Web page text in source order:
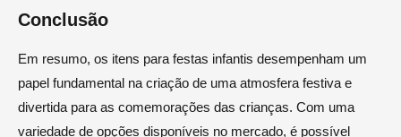
Conclusão
Em resumo, os itens para festas infantis desempenham um
papel fundamental na criação de uma atmosfera festiva e
divertida para as comemorações das crianças. Com uma
variedade de opções disponíveis no mercado, é possível